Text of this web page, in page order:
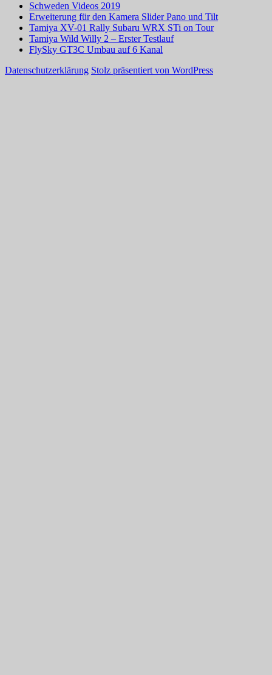
Schweden Videos 2019
Erweiterung für den Kamera Slider Pano und Tilt
Tamiya XV-01 Rally Subaru WRX STi on Tour
Tamiya Wild Willy 2 – Erster Testlauf
FlySky GT3C Umbau auf 6 Kanal
Datenschutzerklärung Stolz präsentiert von WordPress